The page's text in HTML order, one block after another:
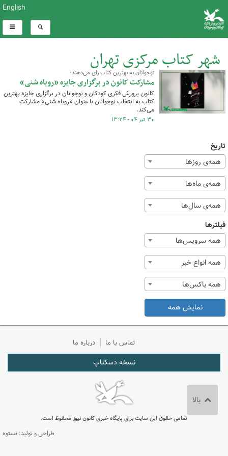
English
شهر کتاب مرکزی تهران
کل اخبار:1
نوجوانان به بهترین کتاب رای می‌دهند؛
مشارکت کانون در برگزاری جایزه «روباه شنی»
کانون پرورش فکری کودکان و نوجوانان در برگزاری جایزه بهترین
کتاب به انتخاب نوجوانان با عنوان «روباه شنی» مشارکت
می‌کند.
۳۰ تیر ۰۴ - ۱۳:۲۴
تاریخ
همه‌ی روزها
همه‌ی ماه‌ها
همه‌ی سال‌ها
فیلترها
همه سرویس‌ها
همه انواع خبر
همه باکس‌ها
نمایش همه
تماس با ما درباره ما
نسخه دسکتاپ
تمامی حقوق این سایت برای پایگاه خبری کانون نیوز محفوظ است.
طراحی و تولید: نستوه
بالا